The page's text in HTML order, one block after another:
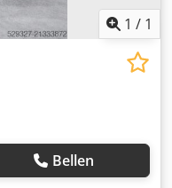
1 / 1
Bellen